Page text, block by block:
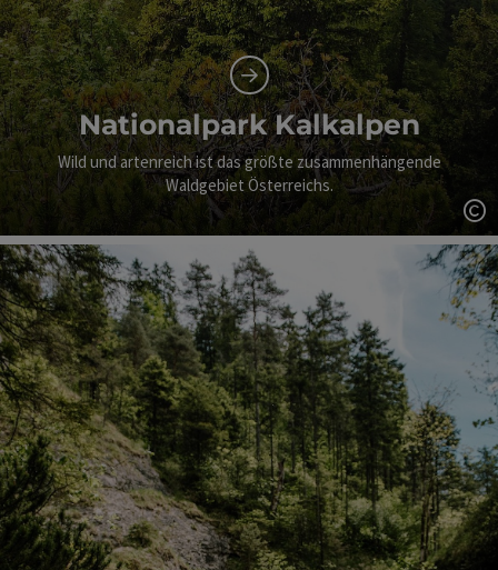
Nationalpark Kalkalpen
Wild und artenreich ist das größte zusammenhängende
Waldgebiet Österreichs.